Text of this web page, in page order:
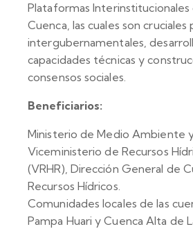
Plataformas
Cuenca, las cuales son cruciales
intergubernamentales,
capacidades técnicas y
consensos sociales.
Beneficiarios:
Ministerio de Medio Ambiente
Viceministerio de Recursos
(VRHR), Dirección General de
Recursos Hídricos.
Comunidades locales de las
Pampa Huari y Cuenca Alta de